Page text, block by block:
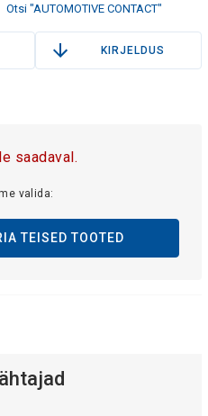
Otsi "AUTOMOTIVE CONTACT"
KIRJELDUS
saadaval.
valida:
TEISED TOOTED